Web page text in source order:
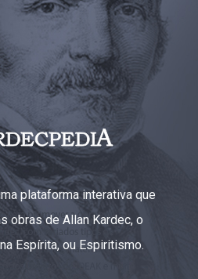
plataforma interativa que
obras de Allan Kardec, o
Espírita, ou Espiritismo.